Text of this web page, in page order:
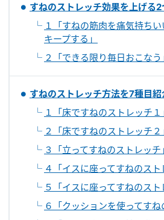
すねのストレッチ効果を上げる2
１「すねの筋肉を痛気持ち
キープする」
２「できる限り毎日おこなう
すねのストレッチ方法を7種目紹
１「床ですねのストレッチ１
２「床ですねのストレッチ２
３「立ってすねのストレッチ」
４「イスに座ってすねのスト
５「イスに座ってすねのスト
６「クッションを使ってすね